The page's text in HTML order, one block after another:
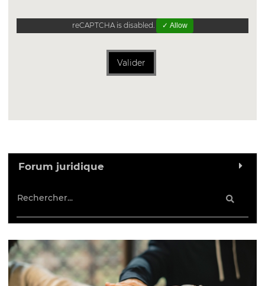
reCAPTCHA is disabled. ✓ Allow
Valider
Forum juridique